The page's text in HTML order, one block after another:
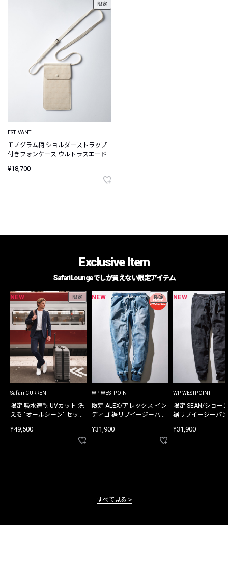
限定
ESTIVANT
モノグラム柄 ショルダーストラップ
付きフォンケース ウルトラスエード
¥18,700
Exclusive Item
Safari Loungeでしか買えない限定アイテム
NEW 限定
Safari CURRENT
限定 吸水速乾 UVカット 洗
える "オールシーン" セット
¥49,500
NEW 限定
WP WESTPOINT
限定 ALEX/アレックス イン
ディゴ 裾リブイージーパン
¥31,900
NEW
WP WESTPOINT
限定 SEAN/ショー
裾リブイージーパ
¥31,900
すべて見る